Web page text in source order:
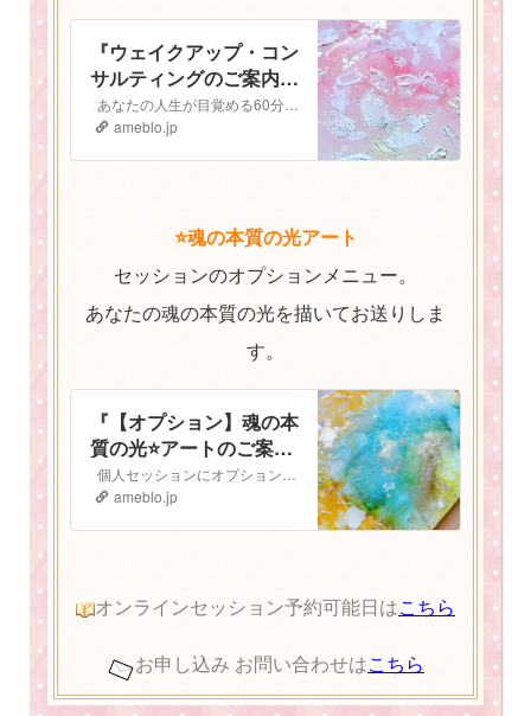
『ウェイクアップ・コン
サルティングのご案内
⭐️』
ameblo.jp
⭐️魂の本質の光アート
セッションのオプションメニュー。
あなたの魂の本質の光を描いてお送りしま
す。
『【オプション】魂の本
質の光⭐️アートのご案
内』
ameblo.jp
オンラインセッション予約可能日はこちら
お申し込み お問い合わせはこちら